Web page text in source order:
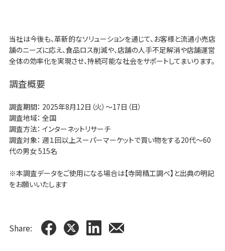
当社は今後も、革新的なソリューションを通じて、お客様と流通小売店
舗のニーズに応え、食品ロス削減や、店舗の人手不足解消や店舗運営
全体の効率化を実現させ、持続可能な社会をサポートしてまいります。
調査概要
調査期間： 2025年8月12日（火）～17日（日）
調査地域： 全国
調査方法： インターネットリサーチ
調査対象： 週１回以上スーパーマーケットで買い物をする20代～60
代の男女 515名
※本調査データをご使用になる場合は【寺岡精工調べ】と出典の明記
をお願いいたします
Share: